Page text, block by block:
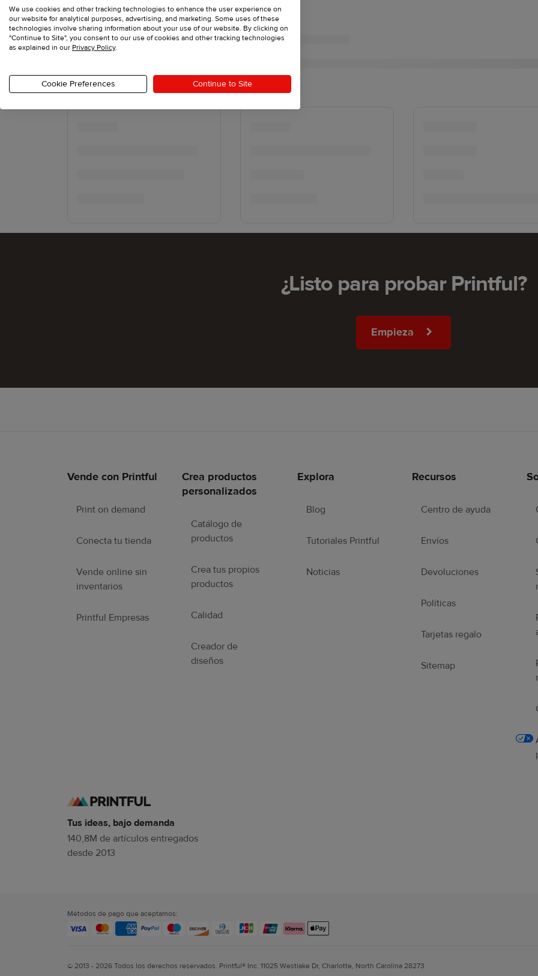
¿Listo para probar Printful?
Empieza
Enlaces
página
Vende con Printful
Print on demand
Conecta tu tienda
Vende online sin
inventarios
Printful Empresas
Crea productos
personalizados
Catálogo de
productos
Crea tus propios
productos
Calidad
Creador de
diseños
Explora
Blog
Tutoriales Printful
Noticias
Recursos
Centro de ayuda
Envíos
Devoluciones
Políticas
Tarjetas regalo
Sitemap
Tus ideas, bajo demanda
140,8M de artículos entregados
desde 2013
Métodos de pago que aceptamos:
© 2013 - 2026 Todos los derechos reservados. Printful® Inc. 11025 Westlake Dr, Charlotte, North Carolina 28273
We use cookies and other tracking technologies to enhance the user experience on
our website for analytical purposes, advertising, and marketing. Some uses of these
technologies involve sharing information about your use of our website. By clicking on
"Continue to Site", you consent to our use of cookies and other tracking technologies
as explained in our Privacy Policy.
Cookie Preferences Continue to Site